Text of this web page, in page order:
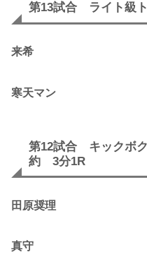
第13試合 ライト級
来希
寒天マン
第12試合 キックボ
約 3分1R
田原奨理
真守